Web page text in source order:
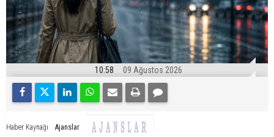
10:58 09 Ağustos 2026
Haber Kaynağı Ajanslar